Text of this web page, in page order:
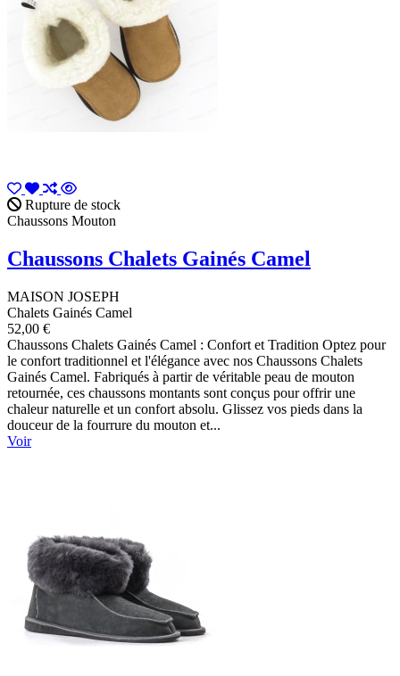
Rupture de stock
Chaussons Mouton
Chaussons Chalets Gainés Camel
MAISON JOSEPH
Chalets Gainés Camel
52,00 €
Chaussons Chalets Gainés Camel : Confort et Tradition Optez pour
le confort traditionnel et l'élégance avec nos Chaussons Chalets
Gainés Camel. Fabriqués à partir de véritable peau de mouton
retournée, ces chaussons montants sont conçus pour offrir une
chaleur naturelle et un confort absolu. Glissez vos pieds dans la
douceur de la fourrure du mouton et...
Voir